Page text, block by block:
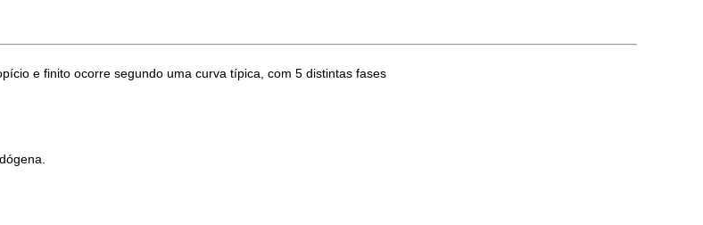
e finito ocorre segundo uma curva típica, com 5 distintas fases